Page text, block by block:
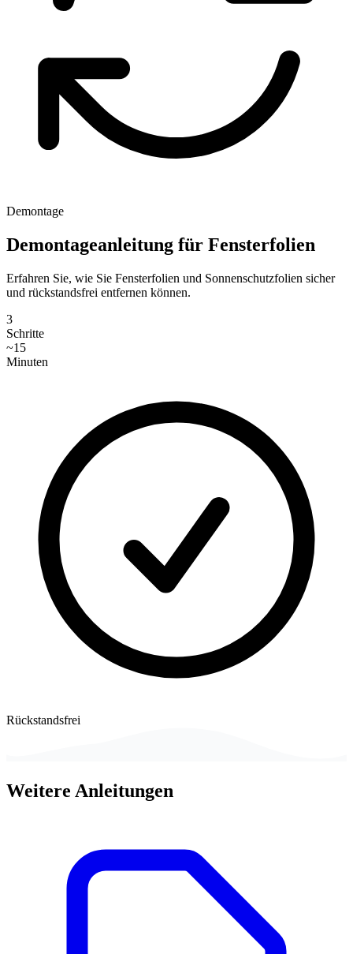
Demontage
Demontageanleitung für Fensterfolien
Erfahren Sie, wie Sie Fensterfolien und Sonnenschutzfolien sicher
und rückstandsfrei entfernen können.
3
Schritte
~15
Minuten
Rückstandsfrei
Weitere Anleitungen